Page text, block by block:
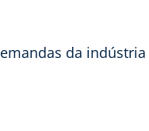
da